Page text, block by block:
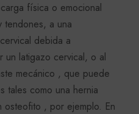
física o emocional
tendones, a una
debida a
un latigazo cervical, o al
mecánico , que puede
tales como una hernia
osteofito , por ejemplo. En